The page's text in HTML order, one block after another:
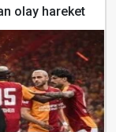
olay hareket